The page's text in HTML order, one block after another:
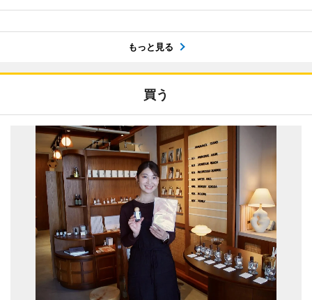
もっと見る
買う